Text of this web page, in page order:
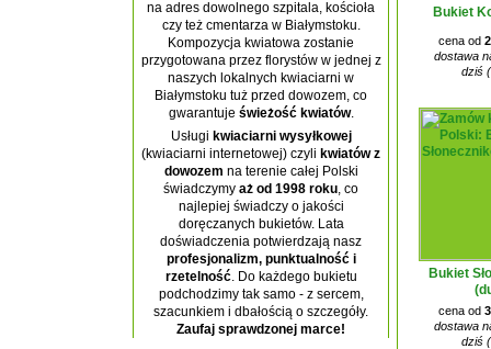
na adres dowolnego szpitala, kościoła
czy też cmentarza w Białymstoku.
Kompozycja kwiatowa zostanie
przygotowana przez florystów w jednej z
naszych lokalnych kwiaciarni w
Białymstoku tuż przed dowozem, co
gwarantuje świeżość kwiatów.
Usługi kwiaciarni wysyłkowej
(kwiaciarni internetowej) czyli kwiatów z
dowozem na terenie całej Polski
świadczymy aż od 1998 roku , co
najlepiej świadczy o jakości
doręczanych bukietów. Lata
doświadczenia potwierdzają nasz
profesjonalizm, punktualność i
rzetelność. Do każdego bukietu
podchodzimy tak samo - z sercem,
szacunkiem i dbałością o szczegóły.
Zaufaj sprawdzonej marce!
Bukiet
cena od
dostawa
dziś
Bukiet
cena od
dostawa
dziś